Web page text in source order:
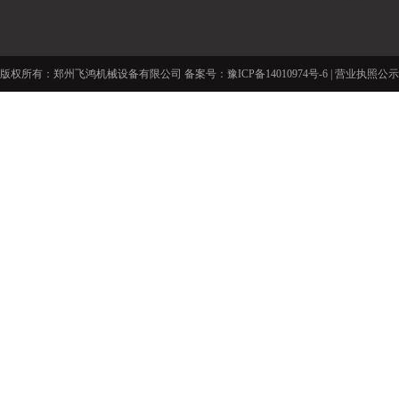
版权所有：郑州飞鸿机械设备有限公司 备案号： 豫ICP备14010974号-6 营业执照公示